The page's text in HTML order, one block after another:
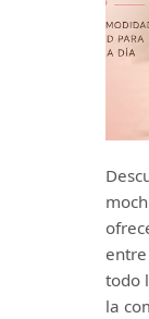
todo
la